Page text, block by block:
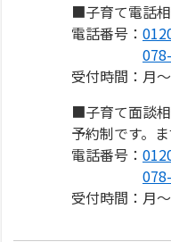
■子育て電話
電話番号：
受付時間：月
■子育て面談
予約制です。
電話番号：
受付時間：月